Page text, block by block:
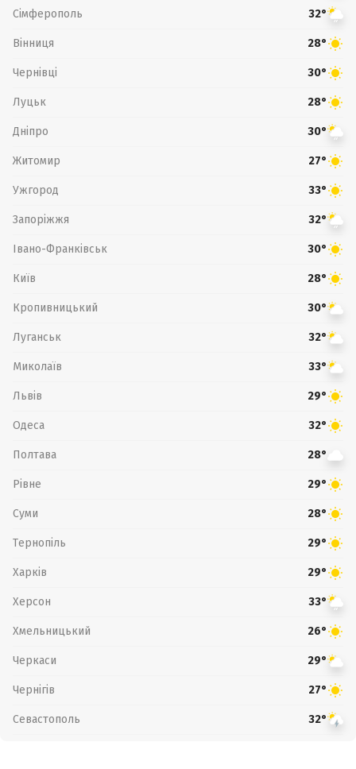
Сімферополь 32°
Вінниця 28°
Чернівці 30°
Луцьк 28°
Дніпро 30°
Житомир 27°
Ужгород 33°
Запоріжжя 32°
Івано-Франківськ 30°
Київ 28°
Кропивницький 30°
Луганськ 32°
Миколаїв 33°
Львів 29°
Одеса 32°
Полтава 28°
Рівне 29°
Суми 28°
Тернопіль 29°
Харків 29°
Херсон 33°
Хмельницький 26°
Черкаси 29°
Чернігів 27°
Севастополь 32°